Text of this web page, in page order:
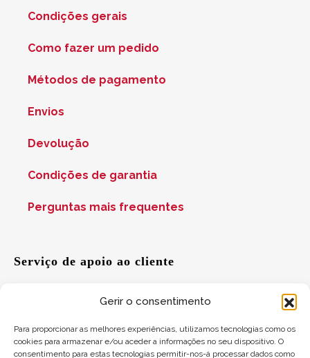
Gerir o consentimento
Para proporcionar as melhores experiências, utilizamos tecnologias como os
cookies para armazenar e/ou aceder a informações no seu dispositivo. O
consentimento para estas tecnologias permitir-nos-á processar dados como
Condições gerais
Como fazer um pedido
Métodos de pagamento
Envios
Devolução
Condições de garantia
Perguntas mais frequentes
Serviço de apoio ao cliente
Sugestões